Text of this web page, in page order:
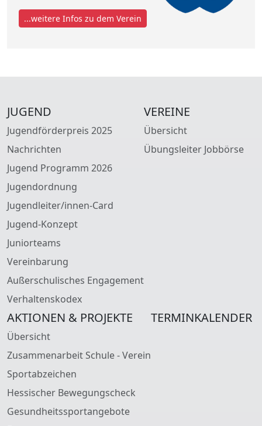
...weitere Infos zu dem Verein
JUGEND
Jugendförderpreis 2025
Nachrichten
Jugend Programm 2026
Jugendordnung
Jugendleiter/innen-Card
Jugend-Konzept
Juniorteams
Vereinbarung
Außerschulisches Engagement
Verhaltenskodex
VEREINE
Übersicht
Übungsleiter Jobbörse
AKTIONEN & PROJEKTE
Übersicht
Zusammenarbeit Schule - Verein
Sportabzeichen
Hessischer Bewegungscheck
Gesundheitssportangebote
TERMINKALENDER